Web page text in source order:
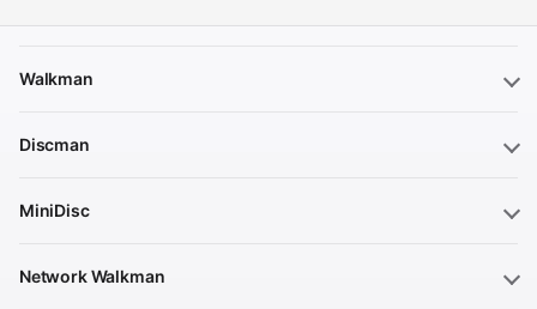
Walkman
Discman
MiniDisc
Network Walkman